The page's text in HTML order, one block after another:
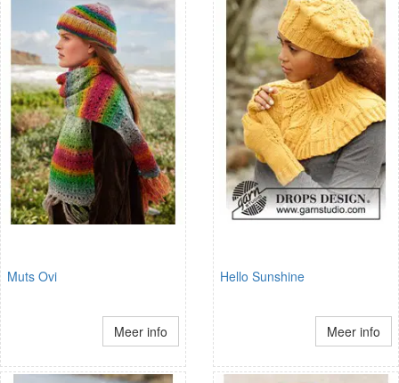
Muts Ovi
Meer info
Hello Sunshine
Meer info